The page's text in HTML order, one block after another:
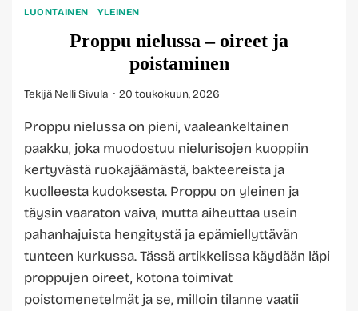
LUONTAINEN | YLEINEN
Proppu nielussa – oireet ja
poistaminen
Tekijä Nelli Sivula 20 toukokuun, 2026
Proppu nielussa on pieni, vaaleankeltainen
paakku, joka muodostuu nielurisojen kuoppiin
kertyvästä ruokajäämästä, bakteereista ja
kuolleesta kudoksesta. Proppu on yleinen ja
täysin vaaraton vaiva, mutta aiheuttaa usein
pahanhajuista hengitystä ja epämiellyttävän
tunteen kurkussa. Tässä artikkelissa käydään läpi
proppujen oireet, kotona toimivat
poistomenetelmät ja se, milloin tilanne vaatii